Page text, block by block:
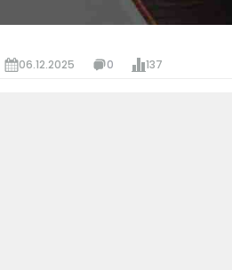
06.12.2025 0 137